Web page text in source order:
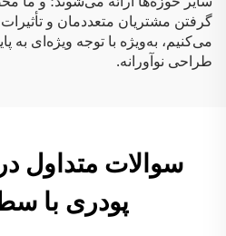
گرفتن مشتریان متعددمان و
می‌کنیم، به‌ویژه با توجه ویژه‌ای
طراحی نوآورانه.
سوالات متداول
پودری با